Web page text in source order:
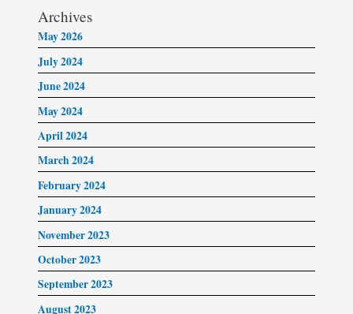
Archives
May 2026
July 2024
June 2024
May 2024
April 2024
March 2024
February 2024
January 2024
November 2023
October 2023
September 2023
August 2023